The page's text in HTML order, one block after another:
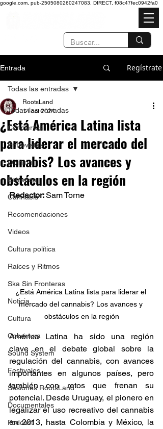
google.com, pub-2505080260247083, DIRECT, f08c47fec0942fa0
Entrada Regístrate
Todas las entradas
Conciertos
Entrevistas
Opinión
Estrenos
Cannabis
Recomendaciones
Videos
Cultura política
Raíces y Ritmos
Ska Sin Fronteras
Noticia
Cultura
Cobertura
Sound System
Festivales
Sesiones RootsLand
Documentales
Podcast
Todas las entradas
¿Está América Latina lista
para liderar el mercado del
cannabis? Los avances y
obstáculos en la región
RootsLand
14 oct 2024
Redactor: Sam Torne
¿Está América Latina lista para liderar el
mercado del cannabis? Los avances y
obstáculos en la región
América Latina ha sido una región
clave en el debate global sobre la
regulación del cannabis, con avances
importantes en algunos países, pero
también con retos que frenan su
potencial. Desde Uruguay, el pionero en
legalizar el uso recreativo del cannabis
en 2013, hasta Colombia y México, la